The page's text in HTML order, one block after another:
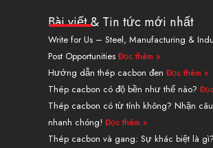
k
e
d
i
n
t
b
e
w
i
t
t
e
r
t
e
r
e
s
t
t
a
g
a
m
Bài viết & Tin tức mới nhất
Write for Us – Steel, Manufacturing &
Post Opportunities Đọc thêm »
Hướng dẫn thép cacbon đen Đọc thêm »
Thép cacbon có độ bền như thế nào?
Thép cacbon có từ tính không? Nhận
nhanh chóng! Đọc thêm »
Thép cacbon và gang: Sự khác biệt là gì?